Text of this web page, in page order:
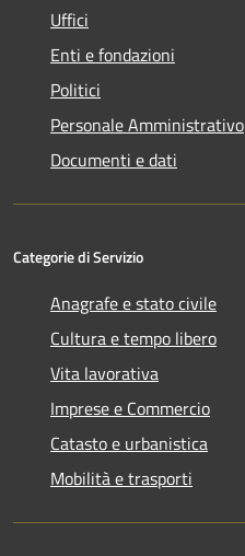
Uffici
Enti e fondazioni
Politici
Personale Amministrativo
Documenti e dati
Categorie di Servizio
Anagrafe e stato civile
Cultura e tempo libero
Vita lavorativa
Imprese e Commercio
Catasto e urbanistica
Mobilità e trasporti